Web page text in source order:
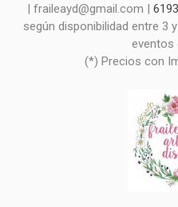
| fraileayd@gmail.com |
según disponibilidad entre 3
eventos
(*) Precios con